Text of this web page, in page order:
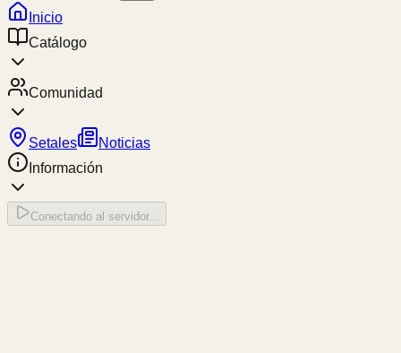
Inicio
Catálogo
Comunidad
Setales
Noticias
Información
Conectando al servidor...